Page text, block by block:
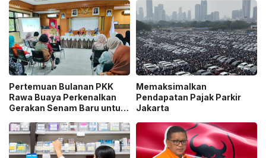
Pertemuan Bulanan PKK
Rawa Buaya Perkenalkan
Gerakan Senam Baru untuk
Memaksimalkan
Pendapatan Pajak Parkir
Jakarta